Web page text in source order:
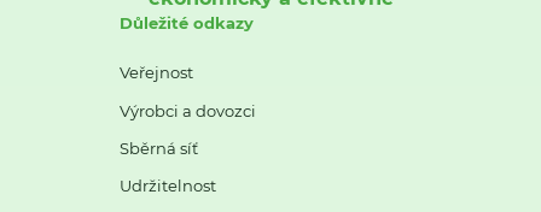
Důležité odkazy
Veřejnost
Výrobci a dovozci
Sběrná síť
Udržitelnost